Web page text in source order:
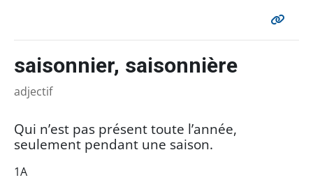
saisonnier, saisonnière
adjectif
Qui n’est pas présent toute l’année,
seulement pendant une saison.
1A